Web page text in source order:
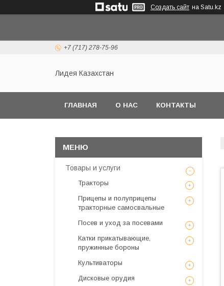
Создать сайт на Satu.kz
+7 (717) 278-75-96
Лидея Казахстан
ГЛАВНАЯ О НАС КОНТАКТЫ
Товары и услуги
Тракторы
Прицепы и полуприцепы
тракторные самосвальные
Посев и уход за посевами
Катки прикатывающие,
пружинные бороны
Культиваторы
Дисковые орудия